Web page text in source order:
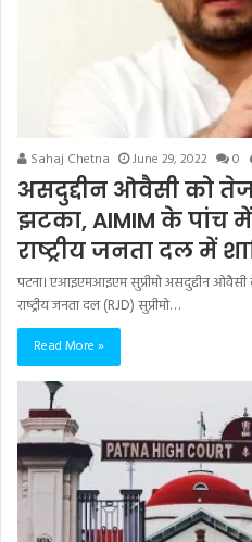
Sahaj Chetna June 29, 2022 0
असदुद्दीन ओवैसी को
झटका, AIMIM के पांच
राष्‍ट्रीय जनता दल में
पटना। एआइएमआइएम सुप्रीमो असदुद्दीन
राष्‍ट्रीय जनता दल (RJD) सुप्रीमो…
Read More »